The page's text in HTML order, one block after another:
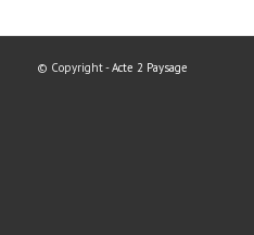
© Copyright -Acte 2 Paysage